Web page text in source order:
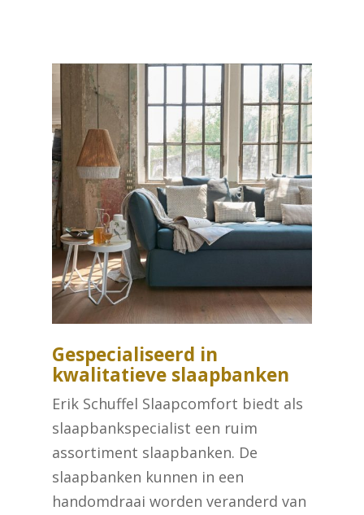
Gespecialiseerd in
kwalitatieve slaapbanken
Erik Schuffel Slaapcomfort biedt als
slaapbankspecialist een ruim
assortiment slaapbanken. De
slaapbanken kunnen in een
handomdraai worden veranderd van